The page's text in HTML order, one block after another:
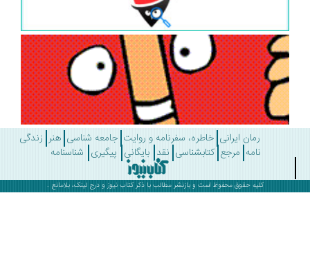
رمان ایرانی خاطره، سفرنامه و روایت جامعه شناسی هنر زندگی
مرجع کتابشناسی نقد بایگانی پیگیری شناسنامه
کلیه حقوق محفوظ است و بازنشر مطالب با ذکرکتاب نیوزو درج لینک، بلامانع .